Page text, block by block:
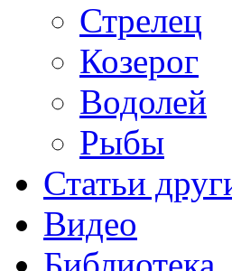
Стрелец
Козерог
Водолей
Рыбы
Статьи
Видео